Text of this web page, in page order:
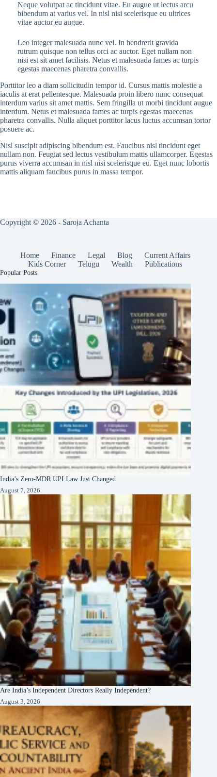
Neque volutpat ac tincidunt vitae. Eu augue ut lectus arcu
bibendum at varius vel. In nisl nisi scelerisque eu ultrices
vitae auctor eu augue.
Leo integer malesuada nunc vel. In hendrerit gravida
rutrum quisque non tellus orci ac auctor. Eget nullam non
nisi est sit amet facilisis. Netus et malesuada fames ac turpis
egestas maecenas pharetra convallis.
Porttitor leo a diam sollicitudin tempor id. Cursus mattis molestie a
iaculis at erat pellentesque. Malesuada proin libero nunc consequat
interdum varius sit amet mattis. Sem fringilla ut morbi tincidunt augue
interdum. Netus et malesuada fames ac turpis egestas maecenas
pharetra convallis. Nulla aliquet porttitor lacus luctus accumsan tortor
posuere ac.
Nisl suscipit adipiscing bibendum est. Faucibus nisl tincidunt eget
nullam non. Feugiat sed lectus vestibulum mattis ullamcorper. Egestas
purus viverra accumsan in nisl nisi scelerisque eu. Eget nunc lobortis
mattis aliquam faucibus purus in massa tempor.
Copyright © 2026 - Saroja Achanta
Home Finance Legal Blog
Current Affairs
Kids Corner
Telugu Wealth Publications
Popular Posts
India’s Zero-MDR UPI Law Just Changed
August 7, 2026
Are India’s Independent Directors Really Independent?
August 3, 2026